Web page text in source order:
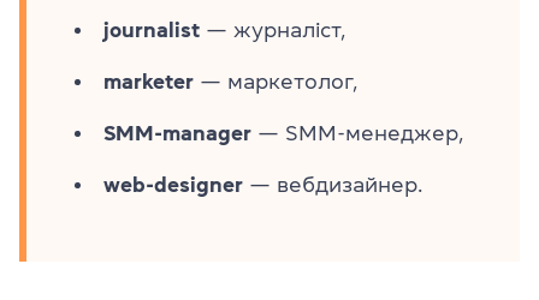
journalist — журналіст,
marketer — маркетолог,
SMM-manager — SMM-менеджер,
web-designer — вебдизайнер.